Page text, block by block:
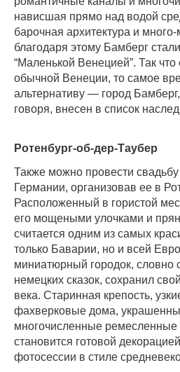
нависшая прямо над водой
барочная архитектура и
благодаря этому Бамберг
“Маленькой Венецией”. Так
обычной Венеции, то самое
альтернативу — город
говоря, внесен в список
Ротенбург-об-дер-Таубер
Также можно провести
Германии, организовав ее в
Расположенный в гористой
его мощеными улочками и
считается одним из самых
только Баварии, но и всей
миниатюрный городок, словно
немецких сказок, сохранил
века. Старинная крепость,
фахверковые дома,
многочисленные
становится готовой
фотосессии в стиле